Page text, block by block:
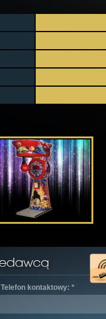
Telefon kontaktowy: *